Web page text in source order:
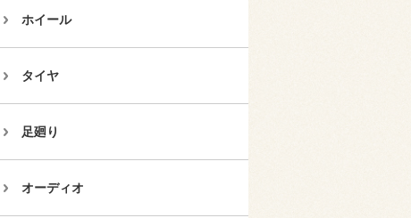
ホイール
タイヤ
足廻り
オーディオ